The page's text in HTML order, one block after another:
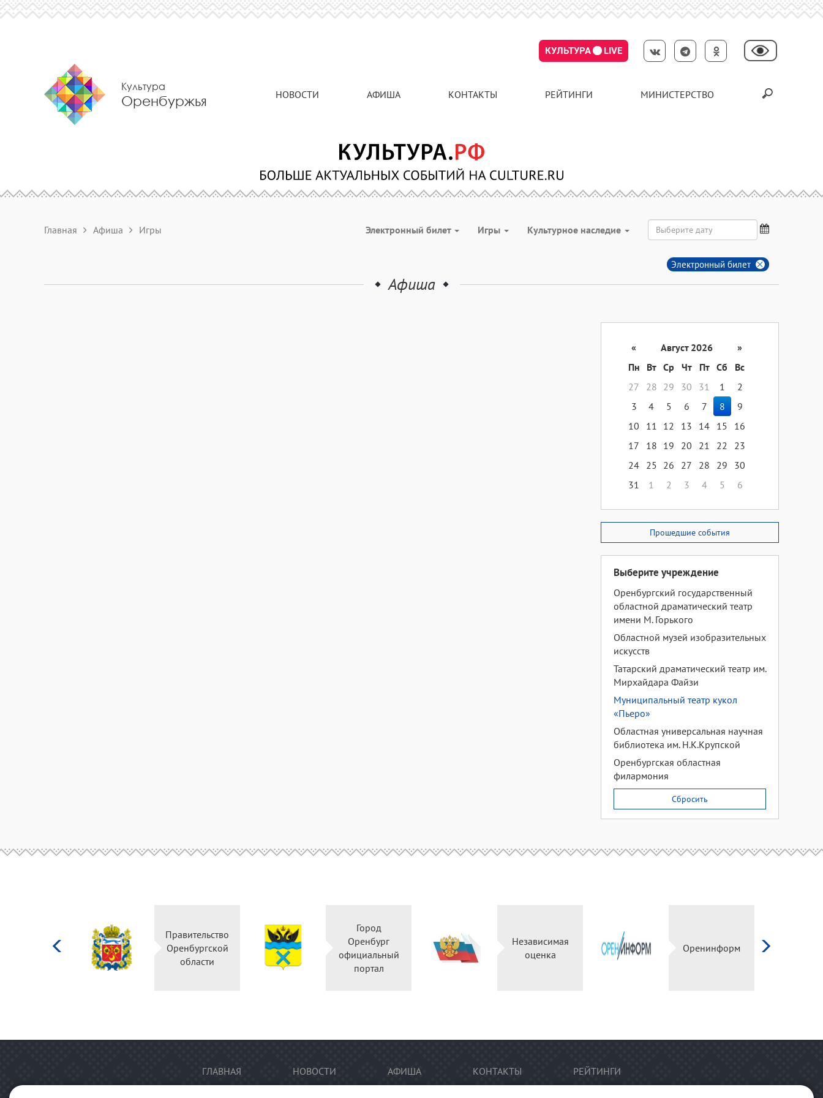
КУЛЬТУРА LIVE
Культура
Оренбуржья НОВОСТИ АФИША КОНТАКТЫ РЕЙТИНГИ МИНИСТЕРСТВО
Главная Афиша Игры Электронный билет Игры Культурное наследие
Электронный билет
Афиша
« Август 2026
»
Пн
Вт Ср Чт Пт Сб
Вс
27
28 29 30 31 1
2
3
4 5 6 7 8
9
10
11 12 13 14 15
16
17
18 19 20 21 22
23
24 25 26 27 28 29
30
31
1 2 3 4 5 6
Прошедшие события
Выберите учреждение
Оренбургский государственный
областной драматический театр
имени М. Горького
Областной музей изобразительных
искусств
Татарский драматический театр им.
Мирхайдара Файзи
Муниципальный театр кукол
«Пьеро»
Областная универсальная научная
библиотека им. Н.К.Крупской
Оренбургская областная
филармония
Сбросить
Правительство
Оренбургской
области
Город
Оренбург
официальный
портал
Независимая
оценка
Оренинформ
ГЛАВНАЯ НОВОСТИ АФИША КОНТАКТЫ РЕЙТИНГИ